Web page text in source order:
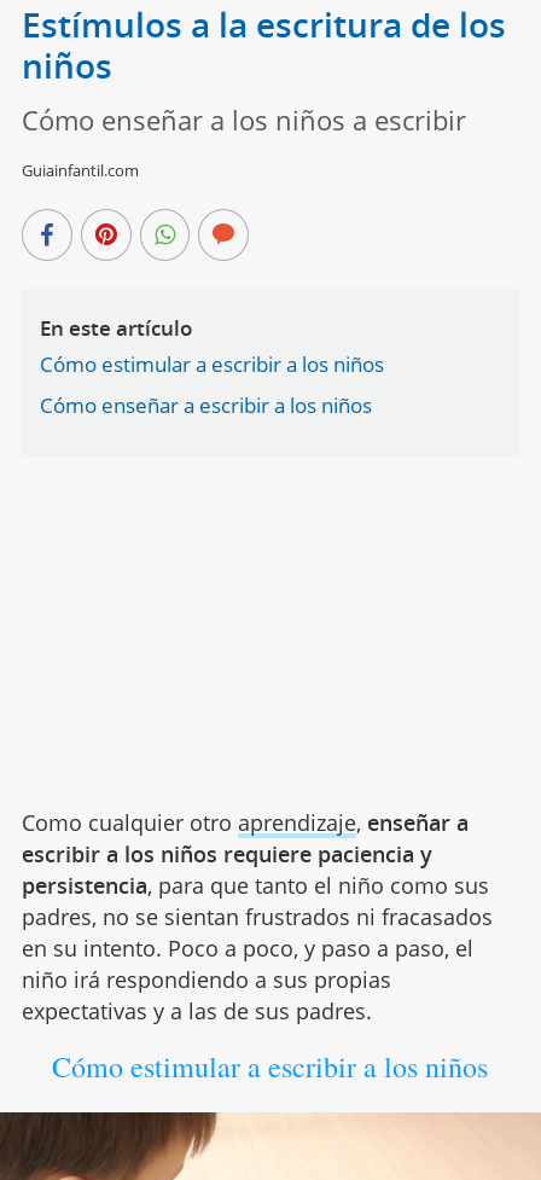
Estímulos a la escritura de los
niños
Cómo enseñar a los niños a escribir
Guiainfantil.com
En este artículo
Cómo estimular a escribir a los niños
Cómo enseñar a escribir a los niños
Como cualquier otro aprendizaje, enseñar a
escribir a los niños requiere paciencia y
persistencia, para que tanto el niño como sus
padres, no se sientan frustrados ni fracasados
en su intento. Poco a poco, y paso a paso, el
niño irá respondiendo a sus propias
expectativas y a las de sus padres.
Cómo estimular a escribir a los niños